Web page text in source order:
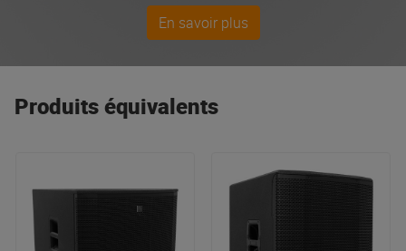
fabrication et ses contrôles qualités Made In Germany
qui en font une valeur sûre pour les festivals, boîtes de
En savoir plus
Produits équivalents